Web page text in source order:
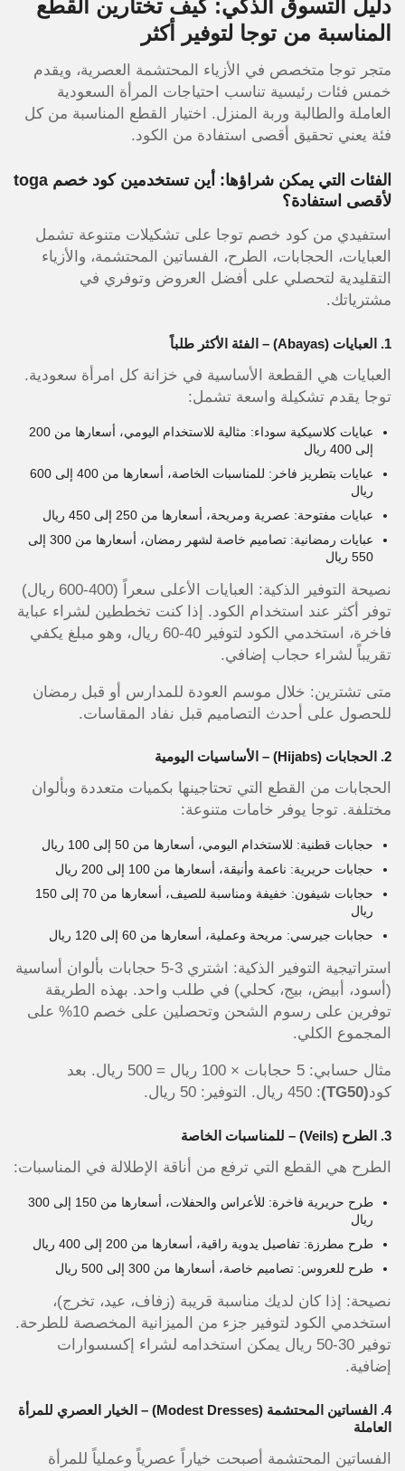
دليل التسوق الذكي: كيف تختارين القطع
المناسبة من توجا لتوفير أكثر
متجر توجا متخصص في الأزياء المحتشمة العصرية، ويقدم
خمس فئات رئيسية تناسب احتياجات المرأة السعودية
العاملة والطالبة وربة المنزل. اختيار القطع المناسبة من كل
فئة يعني تحقيق أقصى استفادة من الكود.
الفئات التي يمكن شراؤها: أين تستخدمين كود خصم toga
لأقصى استفادة؟
استفيدي من كود خصم توجا على تشكيلات متنوعة تشمل
العبايات، الحجابات، الطرح، الفساتين المحتشمة، والأزياء
التقليدية لتحصلي على أفضل العروض وتوفري في
مشترياتك.
1. العبايات (Abayas) – الفئة الأكثر طلباً
العبايات هي القطعة الأساسية في خزانة كل امرأة سعودية.
توجا يقدم تشكيلة واسعة تشمل:
عبايات كلاسيكية سوداء: مثالية للاستخدام اليومي، أسعارها من 200
إلى 400 ريال
عبايات بتطريز فاخر: للمناسبات الخاصة، أسعارها من 400 إلى 600
ريال
عبايات مفتوحة: عصرية ومريحة، أسعارها من 250 إلى 450 ريال
عبايات رمضانية: تصاميم خاصة لشهر رمضان، أسعارها من 300 إلى
550 ريال
نصيحة التوفير الذكية: العبايات الأعلى سعراً (400-600 ريال)
توفر أكثر عند استخدام الكود. إذا كنت تخططين لشراء عباية
فاخرة، استخدمي الكود لتوفير 40-60 ريال، وهو مبلغ يكفي
تقريباً لشراء حجاب إضافي.
متى تشترين: خلال موسم العودة للمدارس أو قبل رمضان
للحصول على أحدث التصاميم قبل نفاد المقاسات.
2. الحجابات (Hijabs) – الأساسيات اليومية
الحجابات من القطع التي تحتاجينها بكميات متعددة وبألوان
مختلفة. توجا يوفر خامات متنوعة:
حجابات قطنية: للاستخدام اليومي، أسعارها من 50 إلى 100 ريال
حجابات حريرية: ناعمة وأنيقة، أسعارها من 100 إلى 200 ريال
حجابات شيفون: خفيفة ومناسبة للصيف، أسعارها من 70 إلى 150
ريال
حجابات جيرسي: مريحة وعملية، أسعارها من 60 إلى 120 ريال
استراتيجية التوفير الذكية: اشتري 3-5 حجابات بألوان أساسية
(أسود، أبيض، بيج، كحلي) في طلب واحد. بهذه الطريقة
توفرين على رسوم الشحن وتحصلين على خصم 10% على
المجموع الكلي.
مثال حسابي: 5 حجابات × 100 ريال = 500 ريال. بعد
كود(TG50) : 450 ريال. التوفير: 50 ريال.
3. الطرح (Veils) – للمناسبات الخاصة
الطرح هي القطع التي ترفع من أناقة الإطلالة في المناسبات:
طرح حريرية فاخرة: للأعراس والحفلات، أسعارها من 150 إلى 300
ريال
طرح مطرزة: تفاصيل يدوية راقية، أسعارها من 200 إلى 400 ريال
طرح للعروس: تصاميم خاصة، أسعارها من 300 إلى 500 ريال
نصيحة: إذا كان لديك مناسبة قريبة (زفاف، عيد، تخرج)،
استخدمي الكود لتوفير جزء من الميزانية المخصصة للطرحة.
توفير 30-50 ريال يمكن استخدامه لشراء إكسسوارات
إضافية.
4. الفساتين المحتشمة (Modest Dresses) – الخيار العصري للمرأة
العاملة
الفساتين المحتشمة أصبحت خياراً عصرياً وعملياً للمرأة